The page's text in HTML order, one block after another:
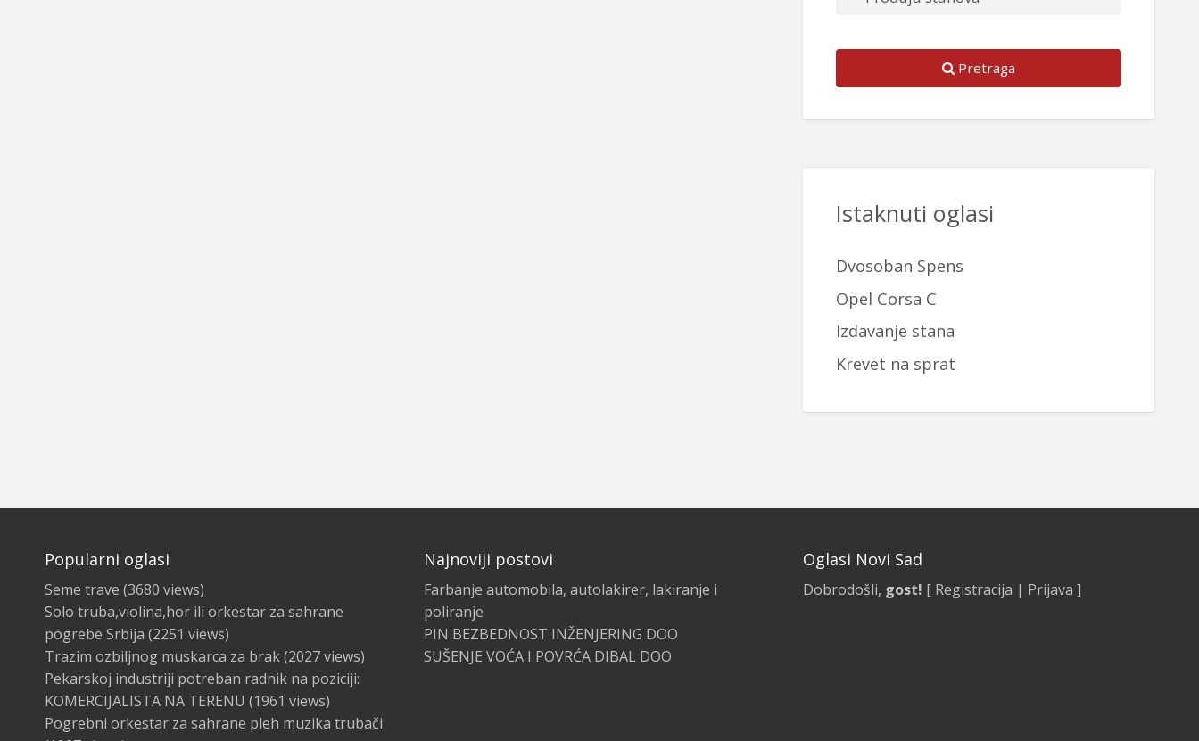
Pretraga
Istaknuti oglasi
Dvosoban Spens
Opel Corsa C
Izdavanje stana
Krevet na sprat
Popularni oglasi
Seme trave (3680 views)
Solo truba,violina,hor ili orkestar za sahrane
pogrebe Srbija (2251 views)
Trazim ozbiljnog muskarca za brak(2027 views)
Pekarskoj industriji potreban radnik na poziciji:
KOMERCIJALISTA NA TERENU (1961 views)
Pogrebni orkestar za sahrane pleh muzika trubači
Najnoviji postovi
Farbanje automobila, autolakirer, lakiranje i
poliranje
PIN BEZBEDNOST INŽENJERING DOO
SUŠENJE VOĆA I POVRĆA DIBAL DOO
Oglasi Novi Sad
Dobrodošli, gost! [ Registracija | Prijava ]